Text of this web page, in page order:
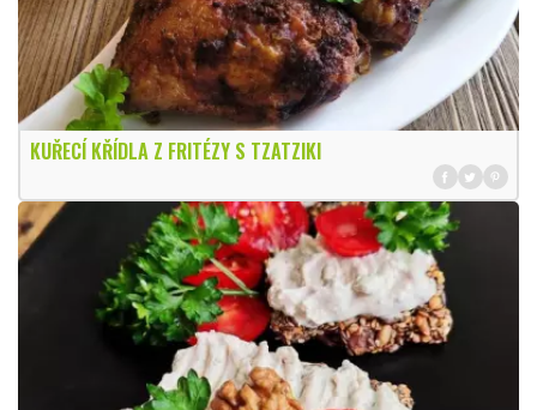
KUŘECÍ KŘÍDLA Z FRITÉZY S TZATZIKI